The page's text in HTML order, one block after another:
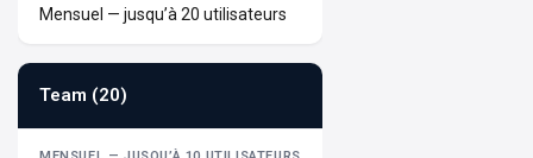
Mensuel — jusqu’à 20 utilisateurs
Team (20)